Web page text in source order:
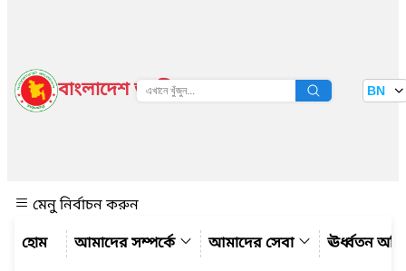
বাংলাদেশ জাতীয় তথ্য বাতায়ন BN
মেনু নির্বাচন করুন
আমাদের সম্পর্কে
আমাদের সেবা ঊর্ধ্বতন